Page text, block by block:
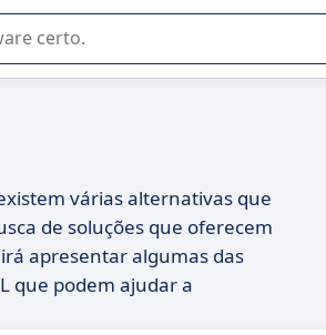
sua empresa.
várias alternativas que
de soluções que oferecem
apresentar algumas das
que podem ajudar a